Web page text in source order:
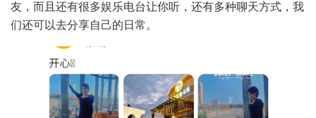
友，而且还有很多娱乐电台让你听，还有多种聊天方式，我
们还可以去分享自己的日常。